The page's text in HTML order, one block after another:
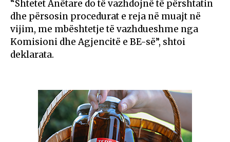
“Shtetet Anëtare do të vazhdojnë të përshtatin
dhe përsosin procedurat e reja në muajt në
vijim, me mbështetje të vazhdueshme nga
Komisioni dhe Agjencitë e BE-së”, shtoi
deklarata.